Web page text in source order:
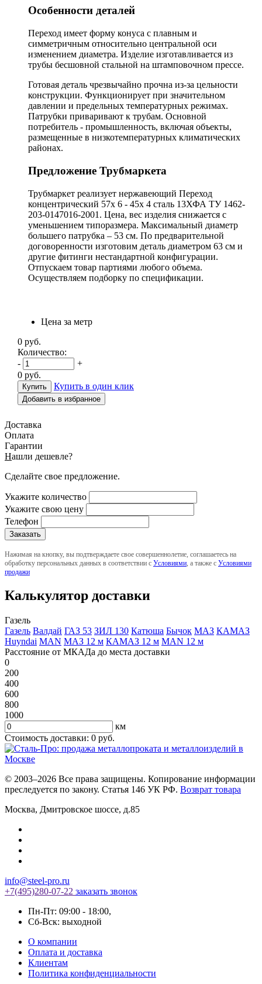
Особенности деталей
Переход имеет форму конуса с плавным и
симметричным относительно центральной оси
изменением диаметра. Изделие изготавливается из
трубы бесшовной стальной на штамповочном прессе.
Готовая деталь чрезвычайно прочна из-за цельности
конструкции. Функционирует при значительном
давлении и предельных температурных режимах.
Патрубки приваривают к трубам. Основной
потребитель - промышленность, включая объекты,
размещенные в низкотемпературных климатических
районах.
Предложение Трубмаркета
Трубмаркет реализует нержавеющий Переход
концентрический 57х 6 - 45х 4 сталь 13ХФА ТУ 1462-
203-0147016-2001. Цена, вес изделия снижается с
уменьшением типоразмера. Максимальный диаметр
большего патрубка – 53 см. По предварительной
договоренности изготовим деталь диаметром 63 см и
другие фитинги нестандартной конфигурации.
Отпускаем товар партиями любого объема.
Осуществляем подборку по спецификации.
Цена за метр
0 руб.
Количество:
-
+
0 руб.
Купить в один клик
Добавить в избранное
Доставка
Оплата
Гарантии
Нашли дешевле?
Сделайте свое предложение.
Укажите количество
Укажите свою цену
Телефон
Нажимая на кнопку, вы подтверждаете свое совершеннолетие, соглашаетесь на
обработку персональных данных в соответствии с Условиями , а также с Условиями
продажи
Калькулятор доставки
Газель
Газель Валдай ГАЗ 53 ЗИЛ 130 Катюша Бычок МАЗ КАМАЗ
Huyndai MAN МАЗ 12 м КАМАЗ 12 м MAN 12 м
Расстояние от МКАДа до места доставки
0
200
400
600
800
1000
км
Стоимость доставки: 0 руб.
© 2003–2026 Все права защищены. Копирование информации
преследуется по закону. Статья 146 УК РФ. Возврат товара
Москва, Дмитровское шоссе, д.85
info@steel-pro.ru
+7(495)280-07-22 заказать звонок
Пн-Пт: 09:00 - 18:00,
Cб-Вск: выходной
О компании
Оплата и доставка
Клиентам
Политика конфиденциальности